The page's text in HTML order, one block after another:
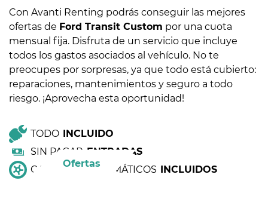
Ofertas
Con Avanti Renting podrás conseguir las mejores
ofertas de Ford Transit Custom por una cuota
mensual fija. Disfruta de un servicio que incluye
todos los gastos asociados al vehículo. No te
preocupes por sorpresas, ya que todo está cubierto:
reparaciones, mantenimientos y seguro a todo
riesgo. ¡Aprovecha esta oportunidad!
TODO INCLUIDO
SIN PAGAR ENTRADAS
CAMBIO DE NEUMÁTICOS INCLUIDOS